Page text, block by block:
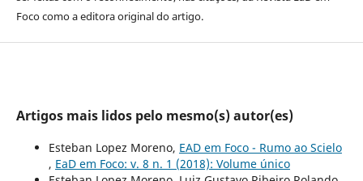
Foco como a editora original do artigo.
Artigos mais lidos pelo mesmo(s) autor(es)
Esteban Lopez Moreno, EAD em Foco - Rumo ao Scielo
, EaD em Foco: v. 8 n. 1 (2018): Volume único